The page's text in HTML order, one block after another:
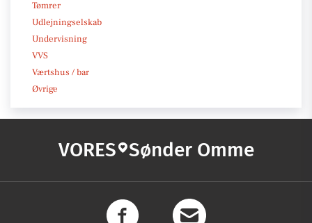
Tømrer
Udlejningselskab
Undervisning
VVS
Værtshus / bar
Øvrige
VORES Sønder Omme